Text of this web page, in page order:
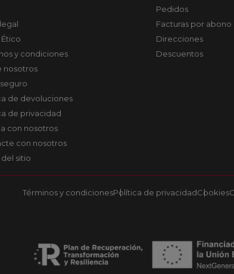
Ético
y condiciones
nosotros
de devoluciones
de privacidad
con nosotros
con nosotros
sitio
Pedidos
Facturas por abono
Direcciones
Descuentos
Términos y condicionesPolítica de privacidadCookies